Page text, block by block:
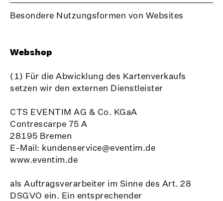
Besondere Nutzungsformen von Websites
Webshop
(1) Für die Abwicklung des Kartenverkaufs
setzen wir den externen Dienstleister
CTS EVENTIM AG & Co. KGaA
Contrescarpe 75 A
28195 Bremen
E-Mail: kundenservice@eventim.de
www.eventim.de
als Auftragsverarbeiter im Sinne des Art. 28
DSGVO ein. Ein entsprechender